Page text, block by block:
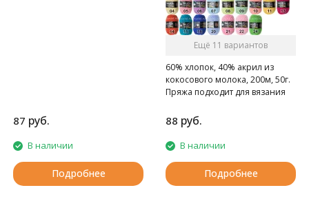
87 руб.
В наличии
Подробнее
Ещё 11 вариантов
60% хлопок, 40% акрил из
кокосового молока, 200м, 50г.
Пряжа подходит для вязания
вязальной машине.
88 руб.
В наличии
Подробнее